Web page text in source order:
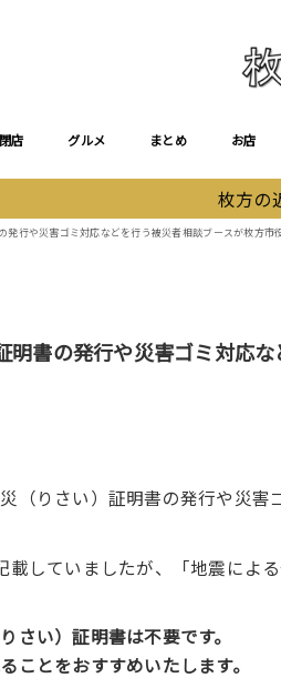
店 グルメ まとめ お店
枚方の
発行や災害ゴミ対応などを行う被災者相談ブースが枚方市
明書の発行や災害ゴミ対応
（りさい）証明書の発行や災害
載していましたが、「地震によ
さい）証明書は不要です。
ことをおすすめいたします。